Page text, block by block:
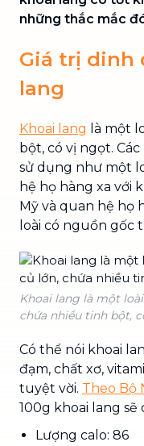
những thắc mắc
Giá trị dinh
lang
Khoai lang là một
bột, có vị ngọt.
sử dụng như một
hệ họ hàng xa với
Mỹ và quan hệ họ
loài có nguồn gốc
Khoai lang là một
chứa nhiều tinh bột,
Có thể nói khoai
đạm, chất xơ,
tuyệt vời. Theo Bộ
100g khoai lang
Lượng calo: 86